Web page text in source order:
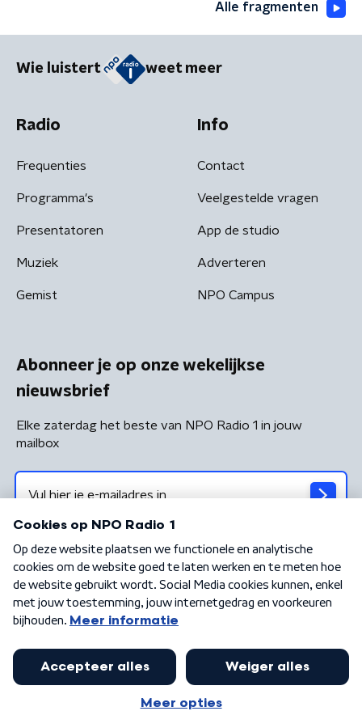
Alle fragmenten
Wie luistert weet meer
Radio
Frequenties
Programma's
Presentatoren
Muziek
Gemist
Info
Contact
Veelgestelde vragen
App de studio
Adverteren
NPO Campus
Abonneer je op onze wekelijkse
nieuwsbrief
Elke zaterdag het beste van NPO Radio 1 in jouw
mailbox
Algemene voorwaarden